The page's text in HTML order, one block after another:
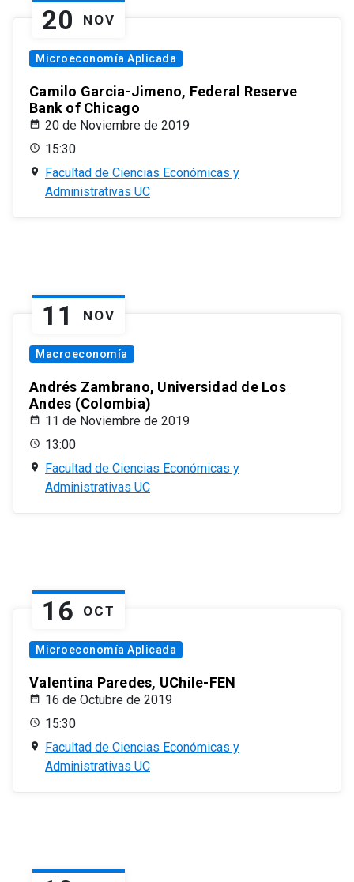
20 NOV
Microeconomía Aplicada
Camilo Garcia-Jimeno, Federal Reserve
Bank of Chicago
20 de Noviembre de 2019
15:30
Facultad de Ciencias Económicas y
Administrativas UC
11 NOV
Macroeconomía
Andrés Zambrano, Universidad de Los
Andes (Colombia)
11 de Noviembre de 2019
13:00
Facultad de Ciencias Económicas y
Administrativas UC
16 OCT
Microeconomía Aplicada
Valentina Paredes, UChile-FEN
16 de Octubre de 2019
15:30
Facultad de Ciencias Económicas y
Administrativas UC